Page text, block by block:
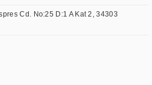
Cd. No:25 D:1 A Kat 2, 34303